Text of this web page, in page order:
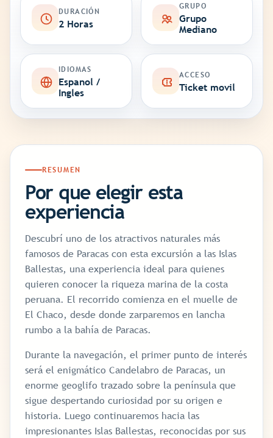
DURACIÓN
2 Horas
GRUPO
Grupo
Mediano
IDIOMAS
Espanol /
Ingles
ACCESO
Ticket movil
RESUMEN
Por que elegir esta
experiencia
Descubrí uno de los atractivos naturales más
famosos de Paracas con esta excursión a las Islas
Ballestas, una experiencia ideal para quienes
quieren conocer la riqueza marina de la costa
peruana. El recorrido comienza en el muelle de
El Chaco, desde donde zarparemos en lancha
rumbo a la bahía de Paracas.
Durante la navegación, el primer punto de interés
será el enigmático Candelabro de Paracas, un
enorme geoglifo trazado sobre la península que
sigue despertando curiosidad por su origen e
historia. Luego continuaremos hacia las
impresionantes Islas Ballestas, reconocidas por sus